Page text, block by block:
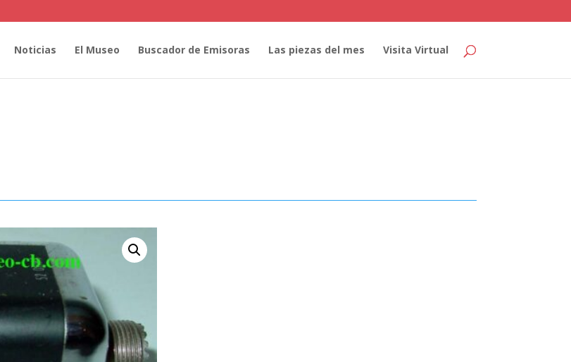
Noticias El Museo Buscador de Emisoras Las piezas del mes Visita Virtual